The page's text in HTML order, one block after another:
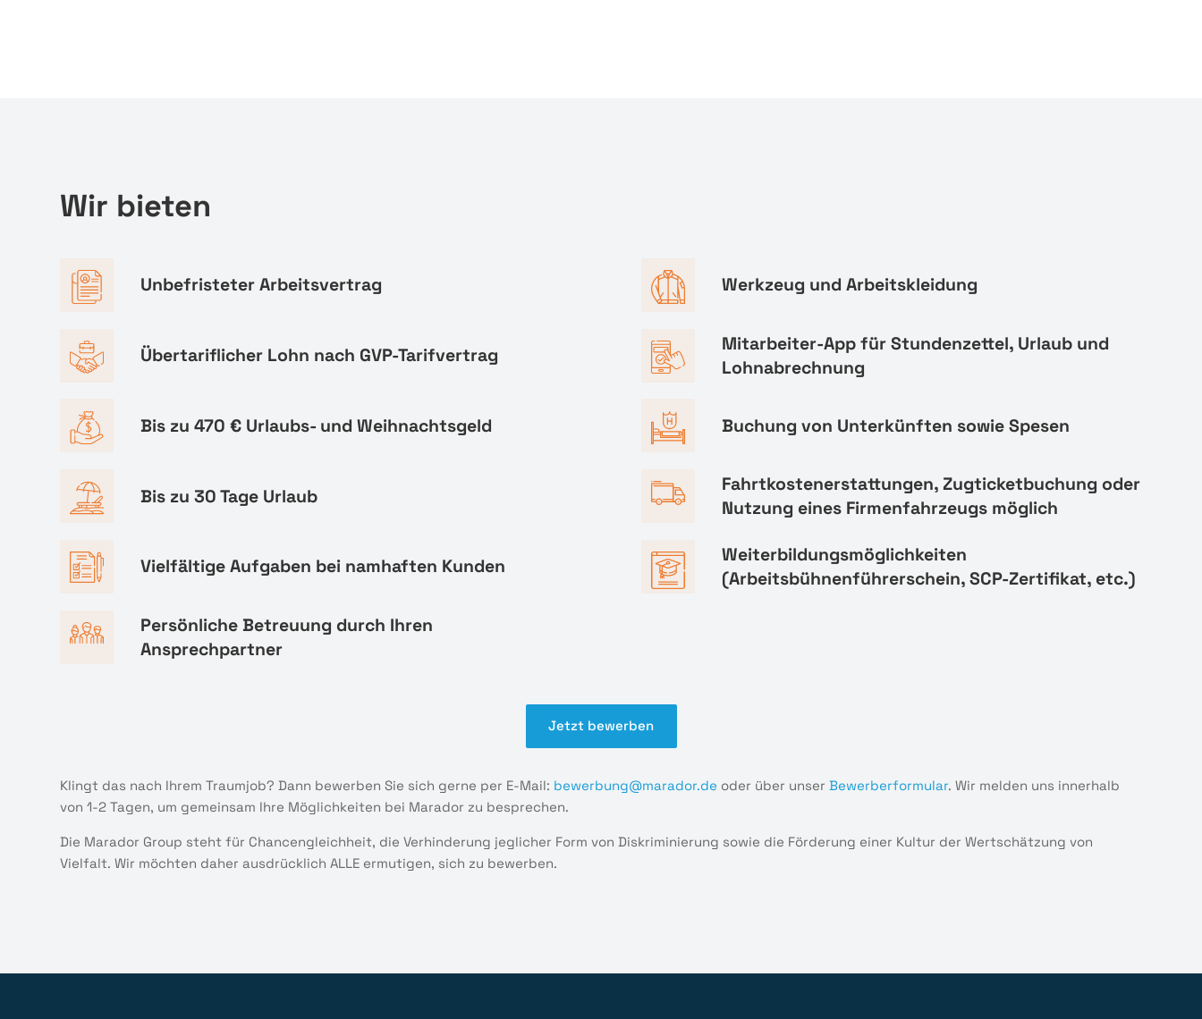
Wir bieten
Unbefristeter Arbeitsvertrag
Übertariflicher Lohn nach GVP-Tarifvertrag
Bis zu 470 € Urlaubs- und Weihnachtsgeld
Bis zu 30 Tage Urlaub
Vielfältige Aufgaben bei namhaften Kunden
Persönliche Betreuung durch Ihren
Ansprechpartner
Werkzeug und Arbeitskleidung
Mitarbeiter-App für Stundenzettel, Urlaub und
Lohnabrechnung
Buchung von Unterkünften sowie Spesen
Fahrtkostenerstattungen, Zugticketbuchung oder
Nutzung eines Firmenfahrzeugs möglich
Weiterbildungsmöglichkeiten
(Arbeitsbühnenführerschein, SCP-Zertifikat, etc.)
Jetzt bewerben
Klingt das nach Ihrem Traumjob? Dann bewerben Sie sich gerne per E-Mail: bewerbung@marador.de oder über unserBewerberformular. Wir melden uns innerhalb
von 1-2 Tagen, um gemeinsam Ihre Möglichkeiten bei Marador zu besprechen.
Die Marador Group steht für Chancengleichheit, die Verhinderung jeglicher Form von Diskriminierung sowie die Förderung einer Kultur der Wertschätzung von
Vielfalt. Wir möchten daher ausdrücklich ALLE ermutigen, sich zu bewerben.